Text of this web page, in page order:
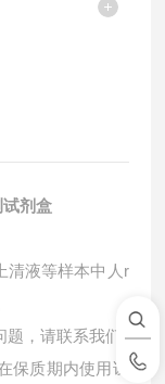
剂盒
清液等样本中 人r
，请联系我们
保质期内使用试